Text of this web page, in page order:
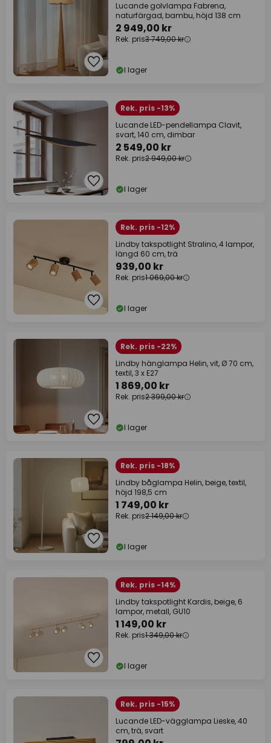
Lucande golvlampa Fabrena,
naturfärgad, bambu, höjd 138 cm
2 949,00 kr
Rek. pris3 749,00 kr
I lager
Rek. pris -13%
Lucande LED-pendellampa Clavit,
svart, 140 cm, dimbar
2 549,00 kr
Rek. pris2 949,00 kr
I lager
Rek. pris -12%
Lindby takspotlight Stralino, 4 lampor,
längd 60 cm, trä
939,00 kr
Rek. pris1 069,00 kr
I lager
Rek. pris -22%
Lindby hänglampa Helin, vit, Ø 70 cm,
textil, 3 x E27
1 869,00 kr
Rek. pris2 399,00 kr
I lager
Rek. pris -18%
Lindby båglampa Helin, beige, textil,
höjd 198,5 cm
1 749,00 kr
Rek. pris2 149,00 kr
I lager
Rek. pris -14%
Lindby takspotlight Kardis, beige, 6
lampor, metall, GU10
1 149,00 kr
Rek. pris1 349,00 kr
I lager
Rek. pris -15%
Lucande LED-vägglampa Lieske, 40
cm, trä, svart